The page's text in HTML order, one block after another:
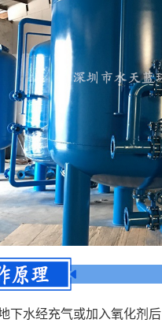
下水经充气或加入氧化剂